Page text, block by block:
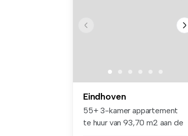
Eindhoven
55+ 3-kamer appartement
te huur van 93,70 m2 aan de